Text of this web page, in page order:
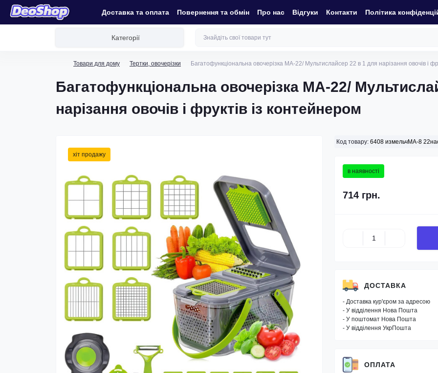
Доставка та оплата Повернення та обмін Про нас Відгуки Контакти Політика
Категорії
Товари для дому Тертки, овочерізки Багатофункціональна овочерізка MA-22/ Мультислайсер 22 в 1 для нарізання овочів і
Багатофункціональна овочерізка MA-22/
нарізання овочів і фруктів із контейнером
хіт продажу
Код товару: 6408 измельчMA-8
в наявності
714 грн.
ДОСТАВКА
- Доставка кур'єром за адресою
- У відділення Нова Пошта
- У поштомат Нова Пошта
- У відділення УкрПошта
ОПЛАТА